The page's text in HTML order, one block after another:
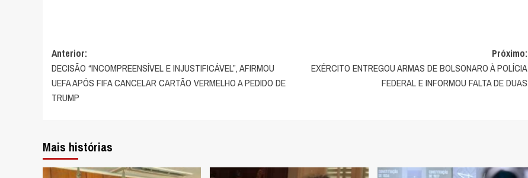
Navegação
de
artigos
Anterior:
DECISÃO “INCOMPREENSÍVEL E INJUSTIFICÁVEL”, AFIRMOU
UEFA APÓS FIFA CANCELAR CARTÃO VERMELHO A PEDIDO DE
TRUMP
Próximo:
EXÉRCITO ENTREGOU ARMAS DE BOLSONARO À POLÍCIA
FEDERAL E INFORMOU FALTA DE DUAS
Mais histórias